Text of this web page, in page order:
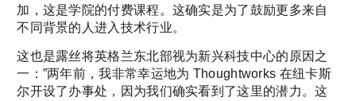
加，这是学院的付费课程。这确实是为了鼓励更多来自
不同背景的人进入技术行业。
这也是露丝将英格兰东北部视为新兴科技中心的原因之
一：”两年前，我非常幸运地为 Thoughtworks 在纽卡斯
尔开设了办事处，因为我们确实看到了这里的潜力。这